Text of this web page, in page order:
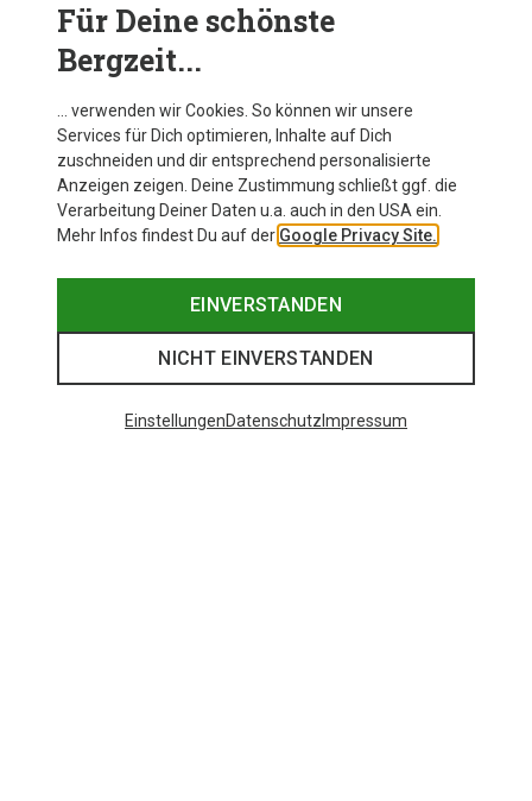
Corridor SQ Sportbrille
199,95 €
Für Deine schönste
Bergzeit...
… verwenden wir Cookies. So können wir unsere
Services für Dich optimieren, Inhalte auf Dich
zuschneiden und dir entsprechend personalisierte
Anzeigen zeigen. Deine Zustimmung schließt ggf. die
Verarbeitung Deiner Daten u.a. auch in den USA ein.
Mehr Infos findest Du auf der Google Privacy Site.
EINVERSTANDEN
NICHT EINVERSTANDEN
EinstellungenDatenschutz Impressum